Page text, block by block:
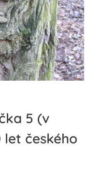
5 (v
let českého